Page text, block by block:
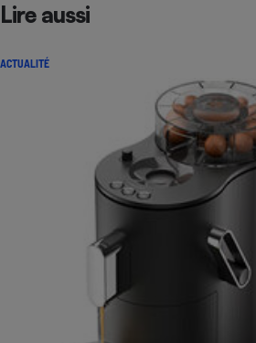
Lire aussi
ACTUALITÉ